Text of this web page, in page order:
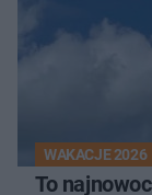
WAKACJE 2026
To